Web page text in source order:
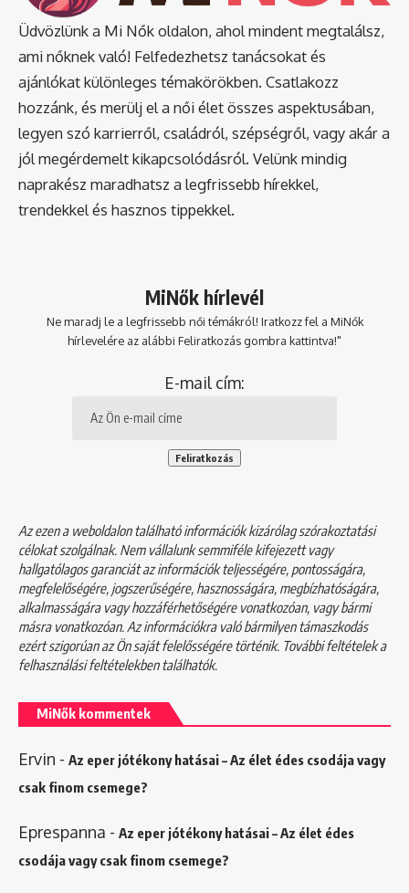
Üdvözlünk a Mi Nők oldalon, ahol mindent megtalálsz,
ami nőknek való! Felfedezhetsz tanácsokat és
ajánlókat különleges témakörökben. Csatlakozz
hozzánk, és merülj el a női élet összes aspektusában,
legyen szó karrierről, családról, szépségről, vagy akár a
jól megérdemelt kikapcsolódásról. Velünk mindig
naprakész maradhatsz a legfrissebb hírekkel,
trendekkel és hasznos tippekkel.
MiNők hírlevél
Ne maradj le a legfrissebb női témákról! Iratkozz fel a MiNők
hírlevelére az alábbi Feliratkozás gombra kattintva!"
E-mail cím:
Az ezen a weboldalon található információk kizárólag szórakoztatási
célokat szolgálnak. Nem vállalunk semmiféle kifejezett vagy
hallgatólagos garanciát az információk teljességére, pontosságára,
megfelelőségére, jogszerűségére, hasznosságára, megbízhatóságára,
alkalmasságára vagy hozzáférhetőségére vonatkozóan, vagy bármi
másra vonatkozóan. Az információkra való bármilyen támaszkodás
ezért szigorúan az Ön saját felelősségére történik. További feltételek a
felhasználási feltételekbentalálhatók.
MiNők kommentek
Ervin - Az eper jótékony hatásai – Az élet édes csodája vagy
csak finom csemege?
Eprespanna - Az eper jótékony hatásai – Az élet édes
csodája vagy csak finom csemege?